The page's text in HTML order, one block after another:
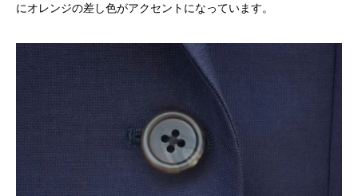
にオレンジの差し色がアクセントになっています。